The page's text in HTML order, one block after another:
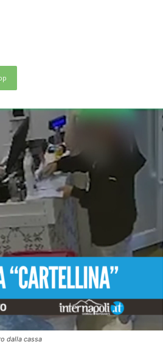
dalla cassa